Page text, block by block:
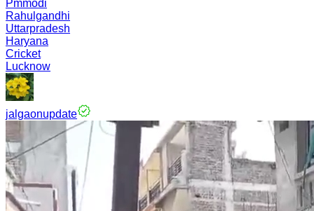
Pmmodi
Rahulgandhi
Uttarpradesh
Haryana
Cricket
Lucknow
jalgaonupdate